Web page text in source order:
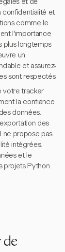
confidentialité et
comme le
l'importance
plus longtemps
un
et assurez-
sont respectés.
votre tracker
la confiance
données.
des
ne propose pas
intégrées.
et le
projets Python.
de